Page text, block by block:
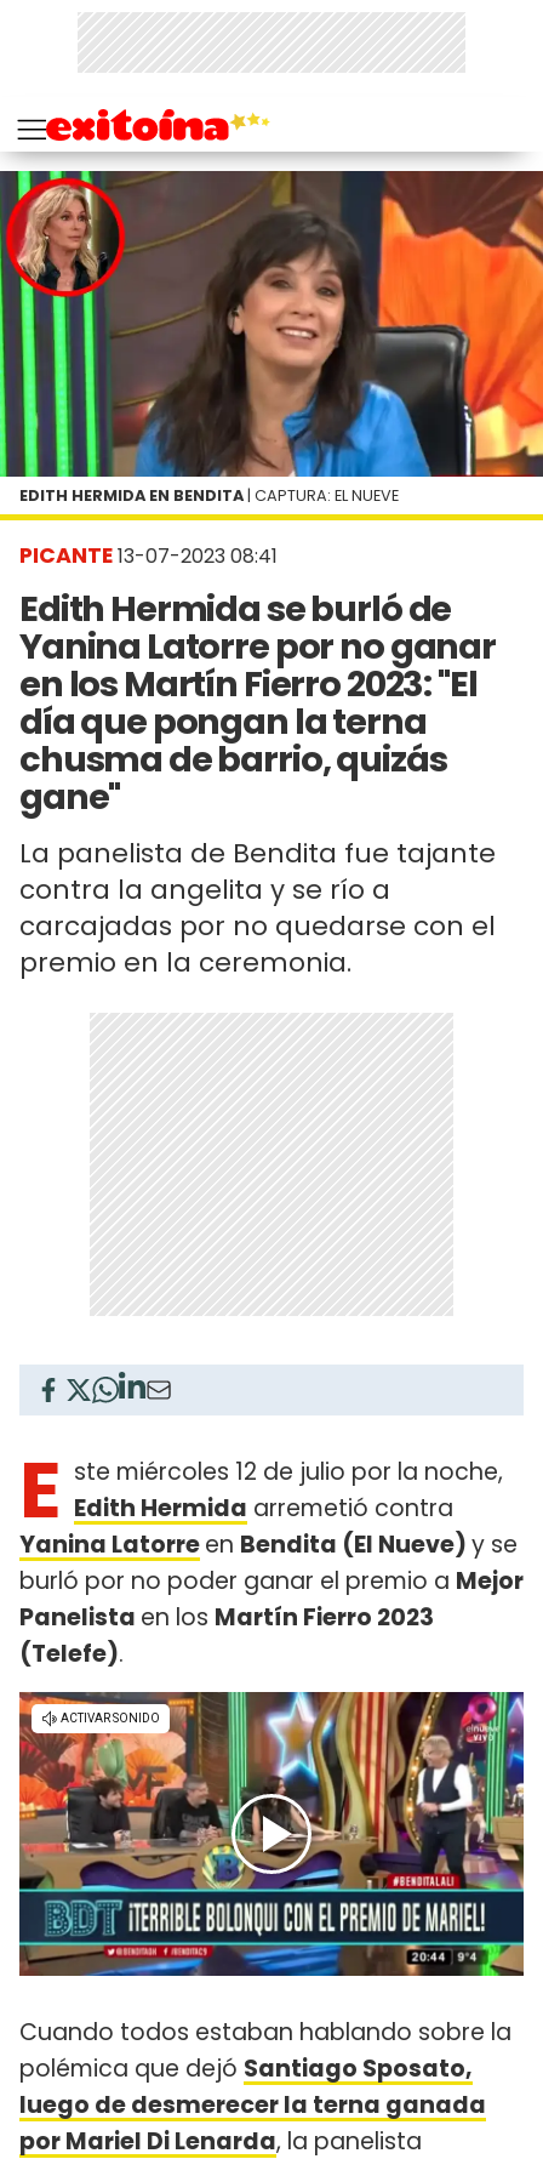
PICANTE13-07-2023 08:41
Edith Hermida se burló de
Yanina Latorre por no ganar
en los Martín Fierro 2023: "El
día que pongan la terna
chusma de barrio, quizás
gane"
La panelista de Bendita fue tajante
contra la angelita y se río a
carcajadas por no quedarse con el
premio en la ceremonia.
EDITH HERMIDA EN BENDITA | CAPTURA: EL NUEVE
E ste miércoles 12 de julio por la noche,
Edith Hermida arremetió contra
Yanina Latorreen Bendita (El Nueve)y se
burló por no poder ganar el premio a Mejor
Panelista en los Martín Fierro 2023
(Telefe).
Cuando todos estaban hablando sobre la
polémica que dejó Santiago Sposato,
luego de desmerecer la terna ganada
por Mariel Di Lenarda, la panelista